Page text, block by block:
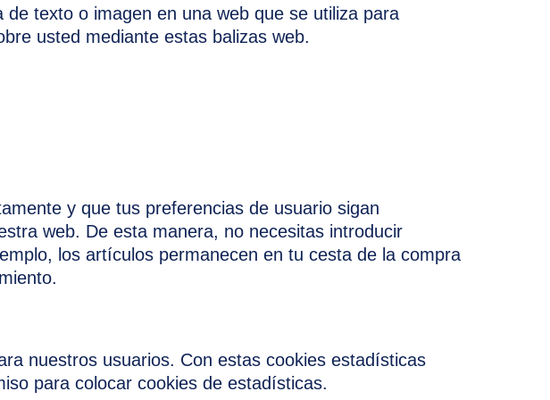
texto o imagen en una web que se utiliza para
usted mediante estas balizas web.
y que tus preferencias de usuario sigan
web. De esta manera, no necesitas introducir
los artículos permanecen en tu cesta de la compra
nuestros usuarios. Con estas cookies estadísticas
para colocar cookies de estadísticas.